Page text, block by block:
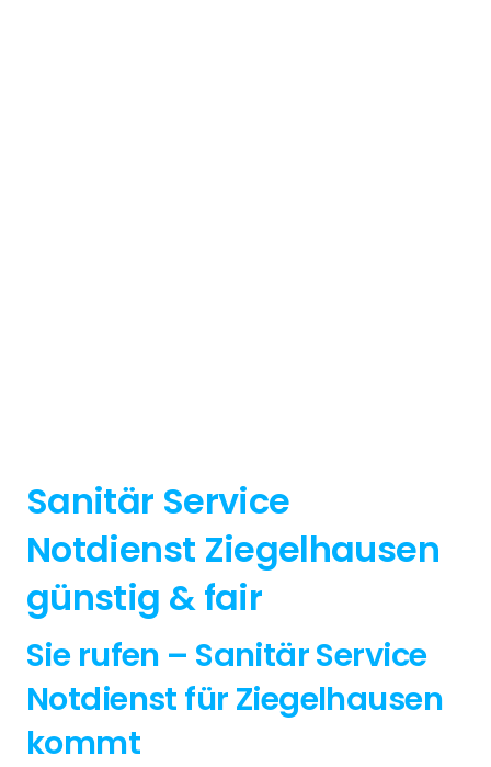
Sanitär Service
Notdienst Ziegelhausen
günstig & fair
Sie rufen – Sanitär Service
Notdienst für Ziegelhausen
kommt